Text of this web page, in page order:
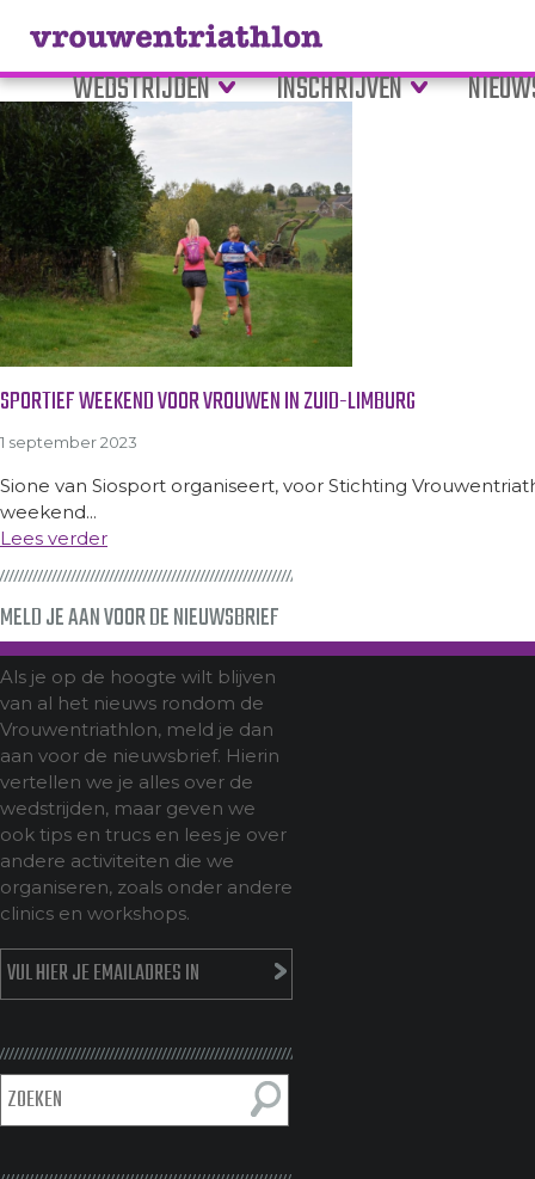
WEDSTRIJDEN INSCHRIJVEN
Tag Archive: sportief weekend
SPORTIEF WEEKEND VOOR VROUWEN IN ZUID-LIMBURG
1 september 2023
Sione van Siosport organiseert, voor Stichting
weekend...
Lees verder
MELD JE AAN VOOR DE NIEUWSBRIEF
Als je op de hoogte wilt blijven
van al het nieuws rondom de
Vrouwentriathlon, meld je dan
aan voor de nieuwsbrief. Hierin
vertellen we je alles over de
wedstrijden, maar geven we
ook tips en trucs en lees je over
andere activiteiten die we
organiseren, zoals onder andere
clinics en workshops.